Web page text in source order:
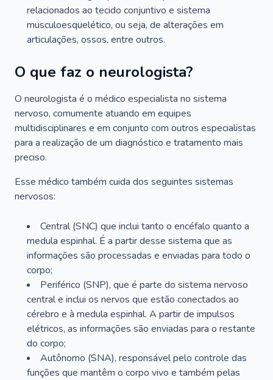
relacionados ao tecido conjuntivo e sistema
musculoesquelético, ou seja, de alterações em
articulações, ossos, entre outros.
O que faz o neurologista?
O neurologista é o médico especialista no sistema
nervoso, comumente atuando em equipes
multidisciplinares e em conjunto com outros especialistas
para a realização de um diagnóstico e tratamento mais
preciso.
Esse médico também cuida dos seguintes sistemas
nervosos:
Central (SNC) que inclui tanto o encéfalo quanto a
medula espinhal. É a partir desse sistema que as
informações são processadas e enviadas para todo o
corpo;
Periférico (SNP), que é parte do sistema nervoso
central e inclui os nervos que estão conectados ao
cérebro e à medula espinhal. A partir de impulsos
elétricos, as informações são enviadas para o restante
do corpo;
Autônomo (SNA), responsável pelo controle das
funções que mantêm o corpo vivo e também pelas